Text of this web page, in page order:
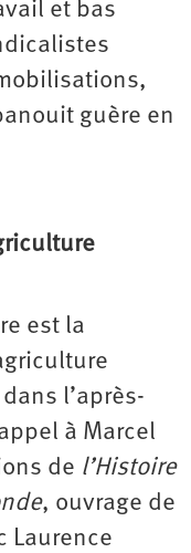
et bas
guère en
est la
l’après-
à Marcel
de l’Histoire
, ouvrage de
Laurence